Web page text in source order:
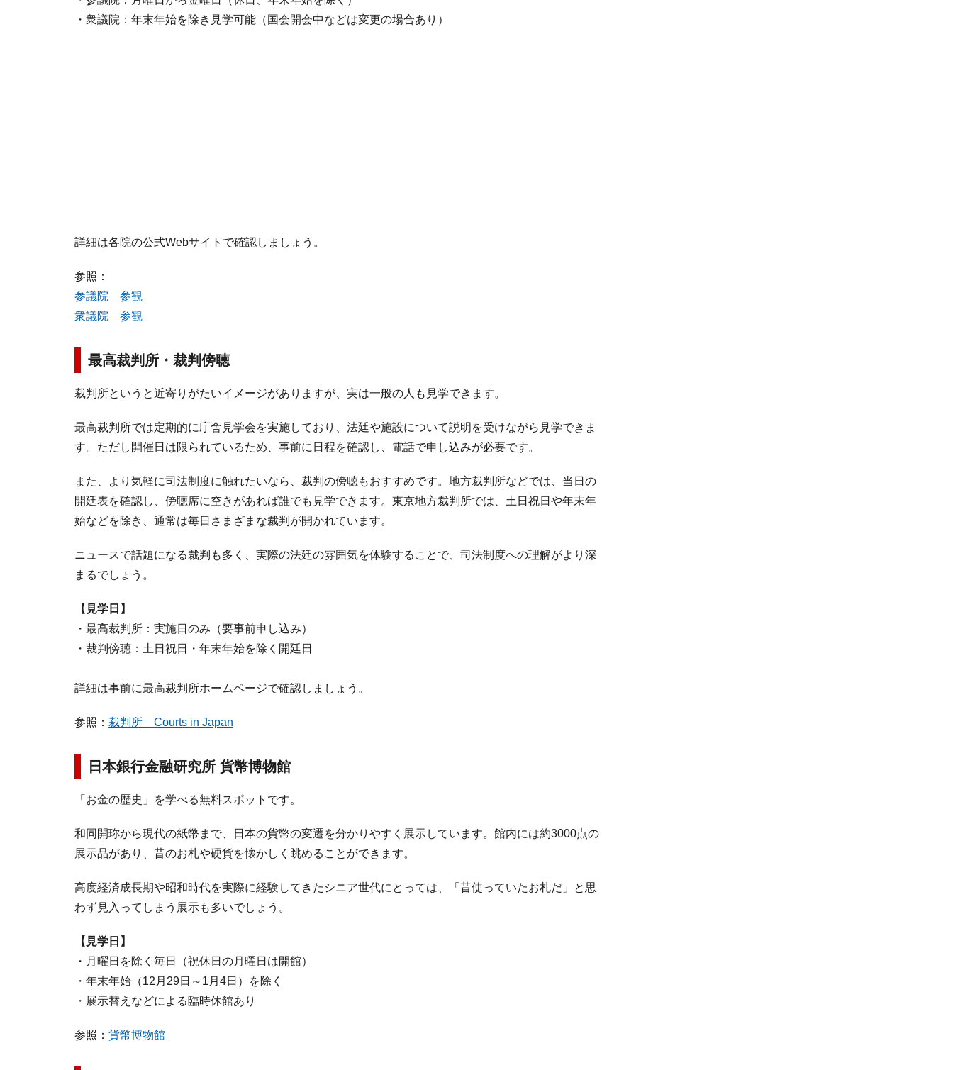
・衆議院：年末年始を除き見学可能（国会開会中などは変更の場合あり）
詳細は各院の公式Webサイトで確認しましょう。
参照：
参議院 参観
衆議院 参観
最高裁判所・裁判傍聴
裁判所というと近寄りがたいイメージがありますが、実は一般の人も見学できます。
最高裁判所では定期的に庁舎見学会を実施しており、法廷や施設について説明を受けながら見学できま
す。ただし開催日は限られているため、事前に日程を確認し、電話で申し込みが必要です。
また、より気軽に司法制度に触れたいなら、裁判の傍聴もおすすめです。地方裁判所などでは、当日の
開廷表を確認し、傍聴席に空きがあれば誰でも見学できます。東京地方裁判所では、土日祝日や年末年
始などを除き、通常は毎日さまざまな裁判が開かれています。
ニュースで話題になる裁判も多く、実際の法廷の雰囲気を体験することで、司法制度への理解がより深
まるでしょう。
【見学日】
・最高裁判所：実施日のみ（要事前申し込み）
・裁判傍聴：土日祝日・年末年始を除く開廷日
詳細は事前に最高裁判所ホームページで確認しましょう。
参照： 裁判所 Courts in Japan
日本銀行金融研究所 貨幣博物館
「お金の歴史」を学べる無料スポットです。
和同開珎から現代の紙幣まで、日本の貨幣の変遷を分かりやすく展示しています。館内には約3000点の
展示品があり、昔のお札や硬貨を懐かしく眺めることができます。
高度経済成長期や昭和時代を実際に経験してきたシニア世代にとっては、「昔使っていたお札だ」と思
わず見入ってしまう展示も多いでしょう。
【見学日】
・月曜日を除く毎日（祝休日の月曜日は開館）
・年末年始（12月29日～1月4日）を除く
・展示替えなどによる臨時休館あり
参照： 貨幣博物館